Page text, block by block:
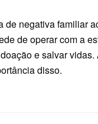
de negativa familiar
de operar com a
e salvar
disso.